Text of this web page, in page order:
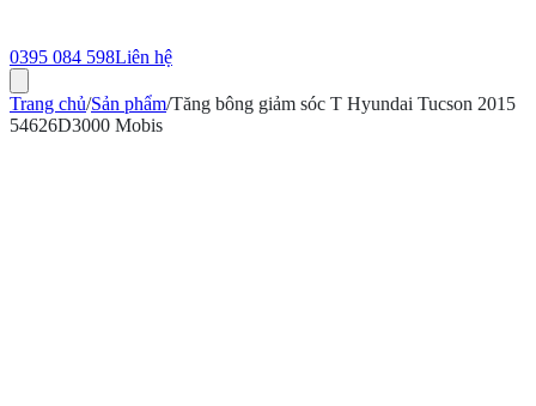
0395 084 598Liên hệ
Trang chủ/Sản phẩm/Tăng bông giảm sóc T Hyundai Tucson 2015
54626D3000 Mobis